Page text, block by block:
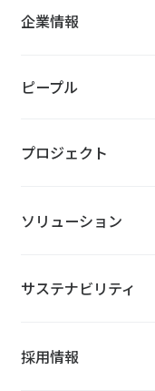
企業情報
ピープル
プロジェクト
ソリューション
サステナビリティ
採用情報